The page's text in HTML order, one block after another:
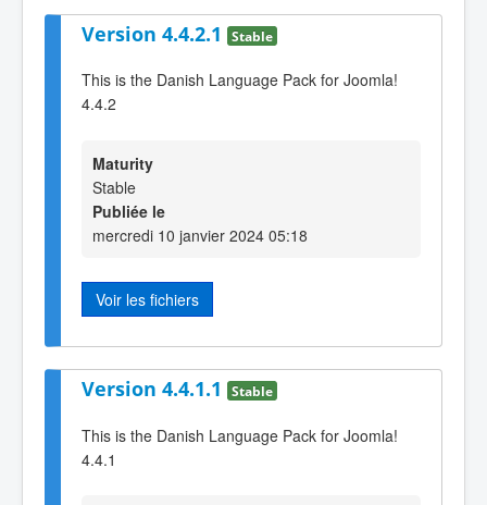
Version 4.4.2.1 Stable
This is the Danish Language Pack for Joomla!
4.4.2
Maturity
Stable
Publiée le
mercredi 10 janvier 2024 05:18
Voir les fichiers
Version 4.4.1.1 Stable
This is the Danish Language Pack for Joomla!
4.4.1